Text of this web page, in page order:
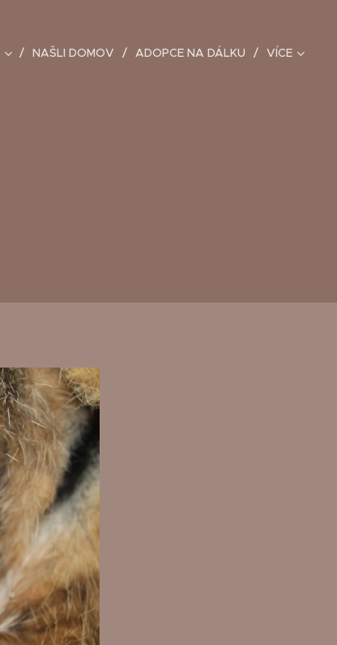
NAŠLI DOMOV ADOPCE NA DÁLKU VÍCE